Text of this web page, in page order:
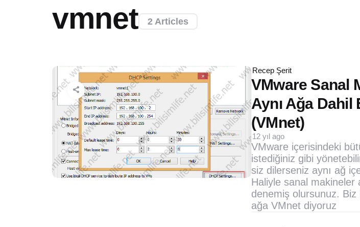
2 Articles
vmnet
Posted
by
Recep Şerit
VMware Sanal
Aynı Ağa Dahil
(VMnet)
12 yıl ago
VMware içerisindeki
istediğiniz gibi
siz dilerseniz aynı ağ
Haliyle sanal makineler
denemiş olursunuz. Biz
ağa VMnet diyoruz